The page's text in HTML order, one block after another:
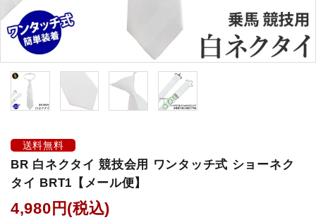
拍車・拍車ベルト
手袋（グローブ）
鞭（ムチ）
競技用ウェア
鐙(あぶみ)・鐙革
送料無料
BR 白ネクタイ 競技会用 ワンタッチ式 ショーネク
タイ BRT1【メール便】
4,980円(税込)